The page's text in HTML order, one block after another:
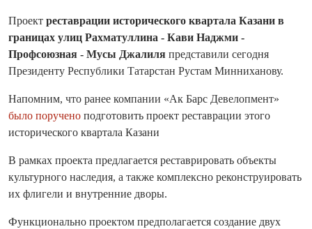
Проект реставрации исторического квартала Казани в
границах улиц Рахматуллина - Кави Наджми -
Профсоюзная - Мусы Джалиля представили сегодня
Президенту Республики Татарстан Рустам Минниханову.
Напомним, что ранее компании «Ак Барс Девелопмент»
было поручено подготовить проект реставрации этого
исторического квартала Казани
В рамках проекта предлагается реставрировать объекты
культурного наследия, а также комплексно реконструировать
их флигели и внутренние дворы.
Функционально проектом предполагается создание двух